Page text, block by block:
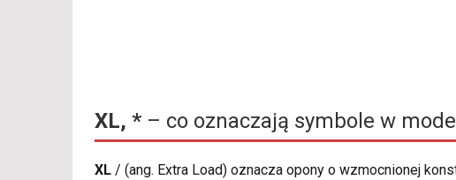
XL, * – co oznaczają symbole w
XL / (ang. Extra Load) oznacza opony o wzmocnionej